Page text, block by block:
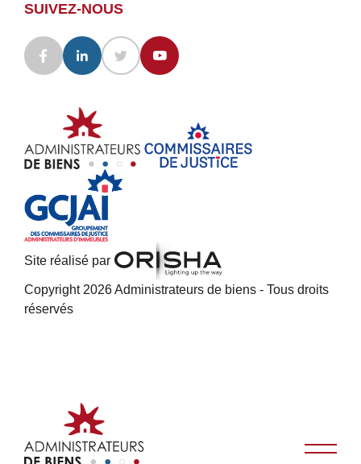
SUIVEZ-NOUS
Site réalisé par
Copyright 2026 Administrateurs de biens - Tous droits
réservés